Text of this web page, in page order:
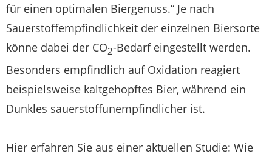
für einen optimalen Biergenuss.“ Je nach
Sauerstoffempfindlichkeit der einzelnen Biersorte
könne dabei der CO2-Bedarf eingestellt werden.
Besonders empfindlich auf Oxidation reagiert
beispielsweise kaltgehopftes Bier, während ein
Dunkles sauerstoffunempfindlicher ist.
Hier erfahren Sie aus einer aktuellen Studie: Wie